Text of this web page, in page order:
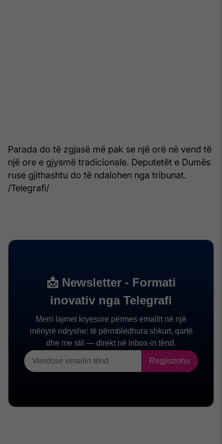
Parada do të zgjasë më pak se një orë në vend të
një ore e gjysmë tradicionale. Deputetët e Dumës
ruse gjithashtu do të ndalohen nga tribunat.
/Telegrafi/